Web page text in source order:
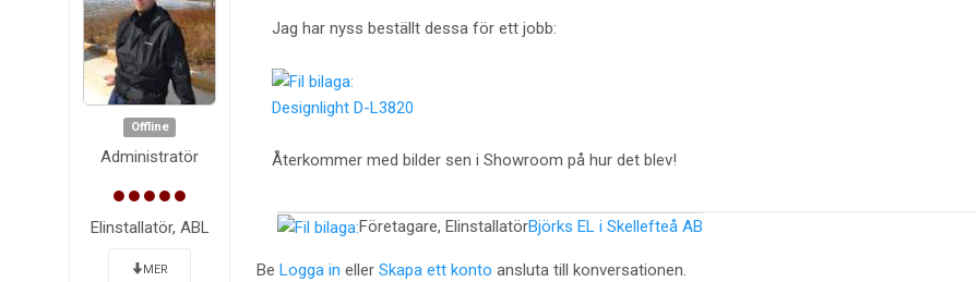
Offline
Administratör
Elinstallatör, ABL
MER
Jag har nyss beställt dessa för ett jobb:
Designlight D-L3820
Återkommer med bilder sen i Showroom på hur det blev!
Företagare, ElinstallatörBjörks EL i Skellefteå AB
Be Logga in eller Skapa ett konto ansluta till konversationen.